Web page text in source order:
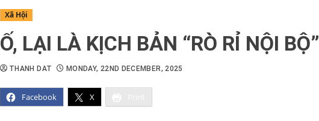
Xã Hội
Ố, LẠI LÀ KỊCH BẢN “RÒ RỈ NỘI BỘ”
Facebook X
THANH DAT MONDAY, 22ND DECEMBER, 2025